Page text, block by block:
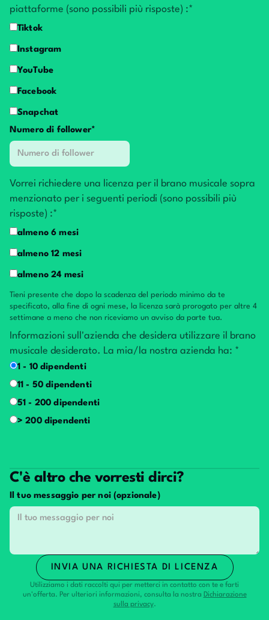
piattaforme (sono possibili più risposte) :*
Tiktok
Instagram
YouTube
Facebook
Snapchat
Numero di follower*
Vorrei richiedere una licenza per il brano musicale sopra
menzionato per i seguenti periodi (sono possibili più
risposte) :*
almeno 6 mesi
almeno 12 mesi
almeno 24 mesi
Tieni presente che dopo la scadenza del periodo minimo da te
specificato, alla fine di ogni mese, la licenza sarà prorogato per altre 4
settimane a meno che non riceviamo un avviso da parte tua.
Informazioni sull'azienda che desidera utilizzare il brano
musicale desiderato. La mia/la nostra azienda ha: *
1 - 10 dipendenti
11 - 50 dipendenti
51 - 200 dipendenti
> 200 dipendenti
C'è altro che vorresti dirci?
Il tuo messaggio per noi (opzionale)
Utilizziamo i dati raccolti qui per metterci in contatto con te e farti
un'offerta. Per ulteriori informazioni, consulta la nostra Dichiarazione
sulla privacy.